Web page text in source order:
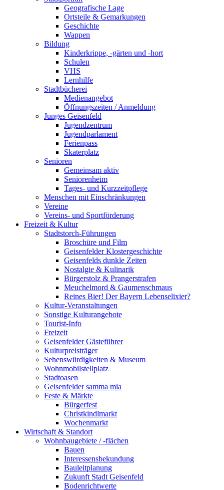
Geografische Lage
Ortsteile & Gemarkungen
Geschichte
Wappen
Bildung
Kinderkrippe, -gärten und -hort
Schulen
VHS
Lernhilfe
Stadtbücherei
Medienangebot
Öffnungszeiten / Anmeldung
Junges Geisenfeld
Jugendzentrum
Jugendparlament
Ferienpass
Skaterplatz
Senioren
Gemeinsam aktiv
Seniorenheim
Tages- und Kurzzeitpflege
Menschen mit Einschränkungen
Vereine
Vereins- und Sportförderung
Freizeit & Kultur
Stadtstorch-Führungen
Broschüre und Film
Geisenfelder Klostergeschichte
Geisenfelds dunkle Zeiten
Nostalgie & Kulinarik
Bürgerstolz & Prangerstrafen
Meuchelmord & Gaumenschmaus
Reines Bier! Der Bayern Lebenselixier?
Kultur-Veranstaltungen
Sonstige Kulturangebote
Tourist-Info
Freizeit
Geisenfelder Gästeführer
Kulturpreisträger
Sehenswürdigkeiten & Museum
Wohnmobilstellplatz
Stadtoasen
Geisenfelder samma mia
Feste & Märkte
Bürgerfest
Christkindlmarkt
Wochenmarkt
Wirtschaft & Standort
Wohnbaugebiete / -flächen
Bauen
Interessensbekundung
Bauleitplanung
Zukunft Stadt Geisenfeld
Bodenrichtwerte